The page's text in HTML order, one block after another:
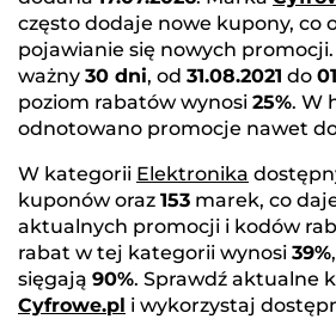
często dodaje nowe kupony, co
pojawianie się nowych promocji.
ważny 30 dni, od 31.08.2021 do
poziom rabatów wynosi 25%. W
odnotowano promocje nawet
W kategorii Elektronika
kuponów oraz 153 marek, co
aktualnych promocji i kodów
rabat w tej kategorii wynosi 39%
sięgają 90%. Sprawdź aktualne
Cyfrowe.pl i wykorzystaj